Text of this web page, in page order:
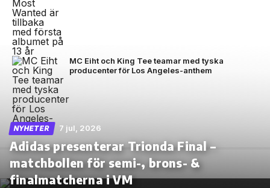
MC Eiht och King Tee teamar med tyska
producenter för Los Angeles-anthem
NYHETER 7 jul, 2026
Adidas presenterar Trionda Final –
matchbollen för semi-, brons- &
finalmatcherna i VM